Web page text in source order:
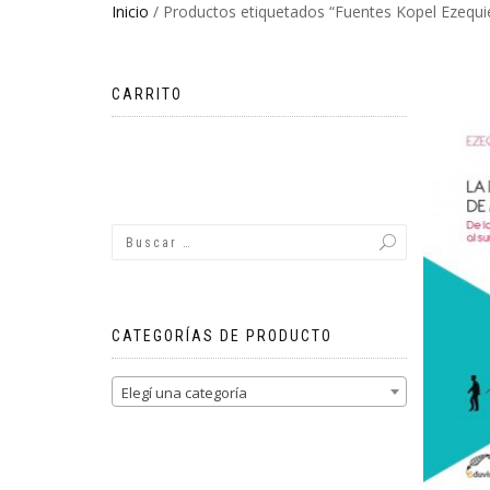
Inicio / Productos etiquetados “Fuentes Kopel
CARRITO
CATEGORÍAS DE PRODUCTO
Elegí una categoría